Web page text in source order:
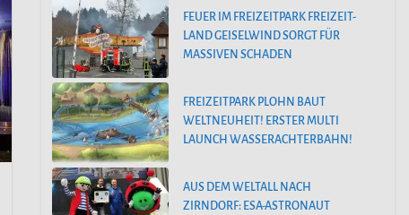
FEUER IM FREIZEITPARK FREIZEIT-
LAND GEISELWIND SORGT FÜR
MASSIVEN SCHADEN
FREIZEITPARK PLOHN BAUT
WELTNEUHEIT! ERSTER MULTI
LAUNCH WASSERACHTERBAHN!
AUS DEM WELTALL NACH
ZIRNDORF: ESA-ASTRONAUT